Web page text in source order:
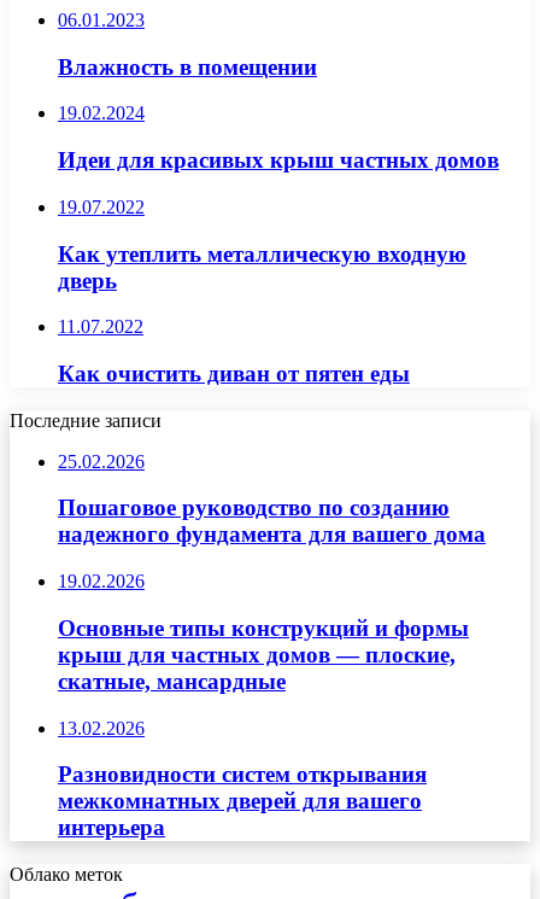
06.01.2023
Влажность в помещении
19.02.2024
Идеи для красивых крыш частных домов
19.07.2022
Как утеплить металлическую входную
дверь
11.07.2022
Как очистить диван от пятен еды
Последние записи
25.02.2026
Пошаговое руководство по созданию
надежного фундамента для вашего дома
19.02.2026
Основные типы конструкций и формы
крыш для частных домов — плоские,
скатные, мансардные
13.02.2026
Разновидности систем открывания
межкомнатных дверей для вашего
интерьера
Облако меток